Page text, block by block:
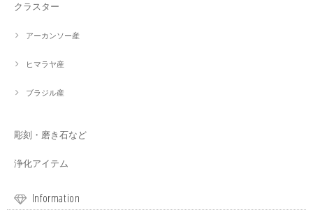
クラスター
アーカンソー産
ヒマラヤ産
ブラジル産
彫刻・磨き石など
浄化アイテム
Information